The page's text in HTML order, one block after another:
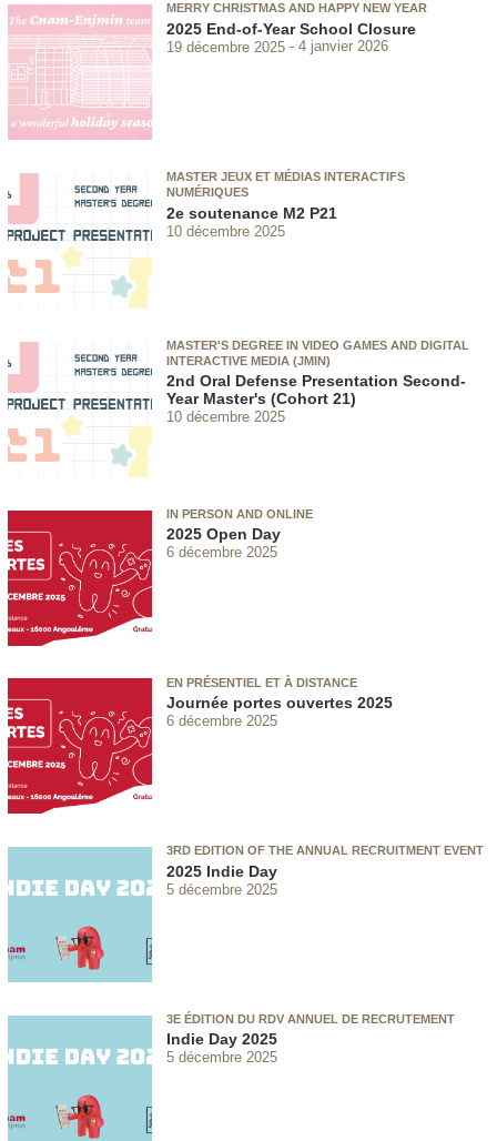
MERRY CHRISTMAS AND HAPPY NEW YEAR
2025 End-of-Year School Closure
19 décembre 2025 4 janvier 2026
MASTER JEUX ET MÉDIAS INTERACTIFS
NUMÉRIQUES
2e soutenance M2 P21
10 décembre 2025
MASTER'S DEGREE IN VIDEO GAMES AND DIGITAL
INTERACTIVE MEDIA (JMIN)
2nd Oral Defense Presentation Second-
Year Master's (Cohort 21)
10 décembre 2025
IN PERSON AND ONLINE
2025 Open Day
6 décembre 2025
EN PRÉSENTIEL ET À DISTANCE
Journée portes ouvertes 2025
6 décembre 2025
3RD EDITION OF THE ANNUAL RECRUITMENT EVENT
2025 Indie Day
5 décembre 2025
3E ÉDITION DU RDV ANNUEL DE RECRUTEMENT
Indie Day 2025
5 décembre 2025